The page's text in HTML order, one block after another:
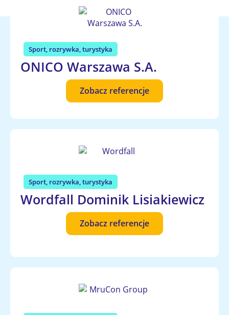
Sport, rozrywka, turystyka
ONICO Warszawa S.A.
Zobacz referencje
Sport, rozrywka, turystyka
Wordfall Dominik Lisiakiewicz
Zobacz referencje